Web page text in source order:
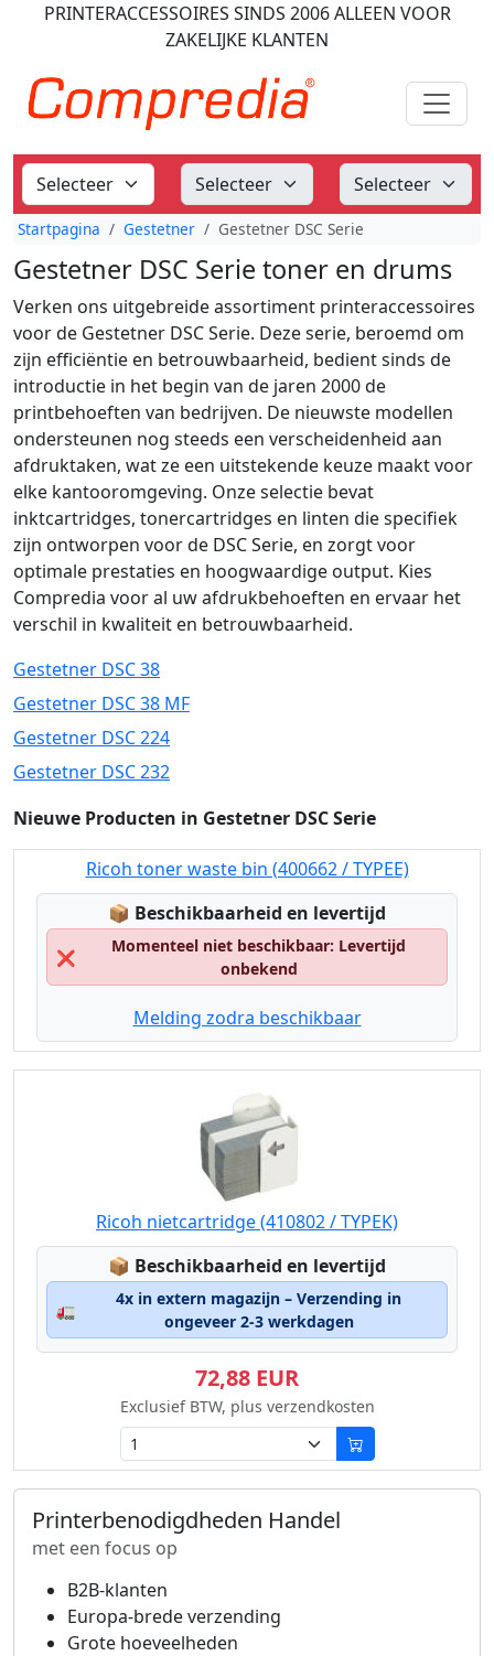
PRINTERACCESSOIRES SINDS 2006ALLEEN VOOR
ZAKELIJKE KLANTEN
Startpagina Gestetner Gestetner DSC Serie
Gestetner DSC Serie toner en drums
Verken ons uitgebreide assortiment printeraccessoires
voor de Gestetner DSC Serie. Deze serie, beroemd om
zijn efficiëntie en betrouwbaarheid, bedient sinds de
introductie in het begin van de jaren 2000 de
printbehoeften van bedrijven. De nieuwste modellen
ondersteunen nog steeds een verscheidenheid aan
afdruktaken, wat ze een uitstekende keuze maakt voor
elke kantooromgeving. Onze selectie bevat
inktcartridges, tonercartridges en linten die specifiek
zijn ontworpen voor de DSC Serie, en zorgt voor
optimale prestaties en hoogwaardige output. Kies
Compredia voor al uw afdrukbehoeften en ervaar het
verschil in kwaliteit en betrouwbaarheid.
Gestetner DSC 38
Gestetner DSC 38 MF
Gestetner DSC 224
Gestetner DSC 232
Nieuwe Producten in Gestetner DSC Serie
Ricoh toner waste bin (400662 / TYPEE)
📦 Lagerstatus:
Beschikbaarheid en levertijd
❌
Momenteel niet beschikbaar: Levertijd
onbekend
Melding zodra beschikbaar
Ricoh nietcartridge (410802 / TYPEK)
📦 Lagerstatus:
Beschikbaarheid en levertijd
🚛
4x in extern magazijn – Verzending in
ongeveer 2-3 werkdagen
72,88 EUR
Exclusief BTW, plus verzendkosten
Printerbenodigdheden Handel
met een focus op
B2B-klanten
Europa-brede verzending
Grote hoeveelheden